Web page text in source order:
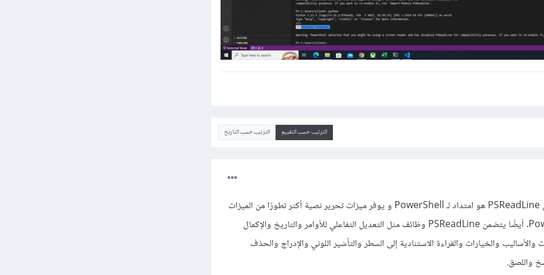
الترتيب حسب التقييم الترتيب حسب التاريخ
في البداية يجب معرفة أن PSReadLine هو امتداد لـ PowerShell و يوفر ميزات تحرير نصية أكثر تطورًا من الميزات
الافتراضية في PowerShell. أيضًا يتضمن PSReadLine وظائف مثل التعديل التفاعلي للأوامر والتاريخ والإكمال
والأساليب والخيارات والقراءة الاستنادية إلى السطر والتأشير اللوني والإدراج والحذف
واللصق.